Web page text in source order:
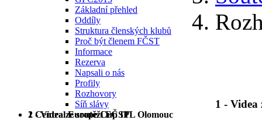
Základní přehled
Oddíly
Struktura členských klubů
Proč být členem FČST
Informace
Rezerva
Napsali o nás
Profily
Rozhovory
Síň slávy
1 - Videa ze soutěží FČST
2 Central Europe Cup IPL Olomouc
1 - Videa